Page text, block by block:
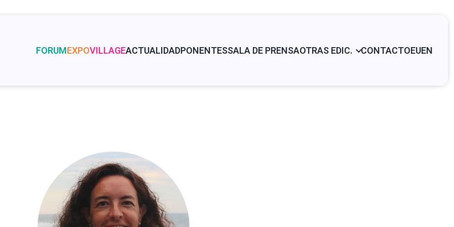
FORUMEXPOVILLAGEACTUALIDADPONENTESSALA DE PRENSAOTRAS EDIC. CONTACTOEUEN